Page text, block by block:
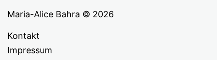
Maria-Alice Bahra © 2026
Kontakt
Impressum